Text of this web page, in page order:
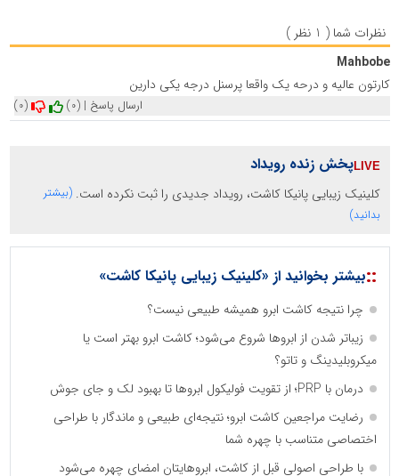
نظرات شما ( 1 نظر )
Mahbobe
کارتون عالیه و درحه یک واقعا پرسنل درجه یکی دارین
(0)
(0) ارسال پاسخ |
پخش زنده رویداد
کلینیک زیبایی پانیکا کاشت، رویداد جدیدی را ثبت نکرده است. (بیشتر
بدانید)
::بیشتر بخوانید از «کلینیک زیبایی پانیکا کاشت»
چرا نتیجه کاشت ابرو همیشه طبیعی نیست؟
زیباتر شدن از ابروها شروع می‌شود؛ کاشت ابرو بهتر است یا
میکروبلیدینگ و تاتو؟
درمان با PRP؛ از تقویت فولیکول ابروها تا بهبود لک و جای جوش
رضایت مراجعین کاشت ابرو؛ نتیجه‌ای طبیعی و ماندگار با طراحی
اختصاصی متناسب با چهره شما
با طراحی اصولی قبل از کاشت، ابروهایتان امضای چهره می‌شود